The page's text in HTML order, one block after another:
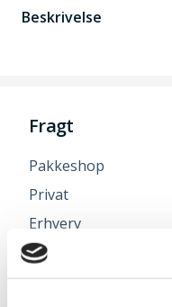
Beskrivelse
Fragt
Pakkeshop
Privat
Erhverv
Afhentning i Odense